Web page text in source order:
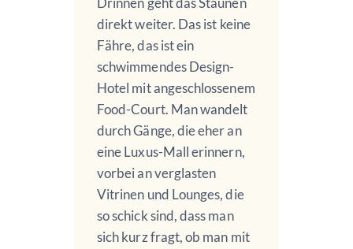
direkt weiter. Das ist keine
Fähre, das ist ein
schwimmendes Design-
Hotel mit angeschlossenem
Food-Court. Man wandelt
durch Gänge, die eher an
eine Luxus-Mall erinnern,
vorbei an verglasten
Vitrinen und Lounges, die
so schick sind, dass man
sich kurz fragt, ob man mit